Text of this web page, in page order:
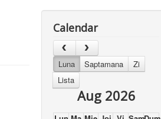
Calendar
Luna Saptamana
Zi
Lista
Aug 2026